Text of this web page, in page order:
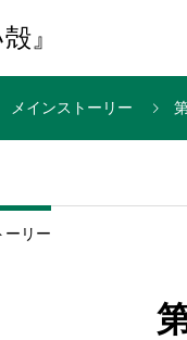
』
メインストーリー
ーリー